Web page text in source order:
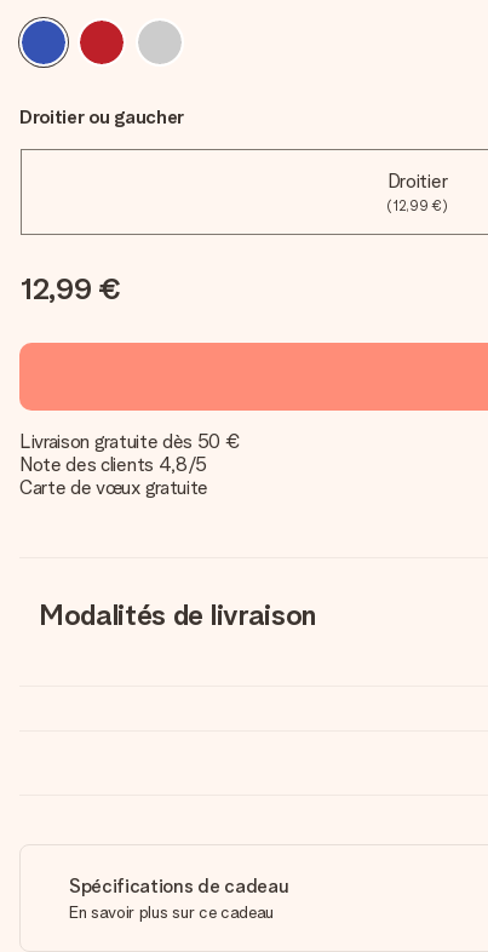
Droitier ou gaucher
Droitier
(12,99 €)
12,99 €
Livraison gratuite dès 50 €
Note des clients 4,8/5
Carte de vœux gratuite
Modalités de livraison
Spécifications de cadeau
En savoir plus sur ce cadeau